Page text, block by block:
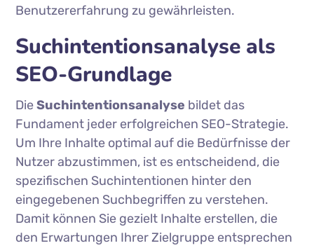
Benutzererfahrung zu gewährleisten.
Suchintentionsanalyse als
SEO-Grundlage
DieSuchintentionsanalyse bildet das
Fundament jeder erfolgreichen SEO-Strategie.
Um Ihre Inhalte optimal auf die Bedürfnisse der
Nutzer abzustimmen, ist es entscheidend, die
spezifischen Suchintentionen hinter den
eingegebenen Suchbegriffen zu verstehen.
Damit können Sie gezielt Inhalte erstellen, die
den Erwartungen Ihrer Zielgruppe entsprechen